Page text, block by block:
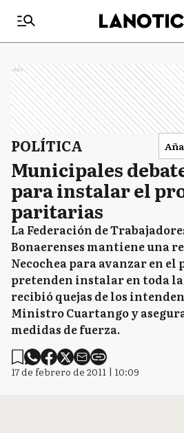
Ads
POLÍTICA
Municipales
para instalar el
paritarias
La Federación de
Bonaerenses mantiene una
Necochea para avanzar en el
pretenden instalar en toda
recibió quejas de los
Ministro Cuartango y
medidas de fuerza.
17 de febrero de 2011 | 10:09